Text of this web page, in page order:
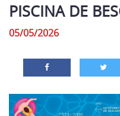
PISCINA DE
05/05/2026